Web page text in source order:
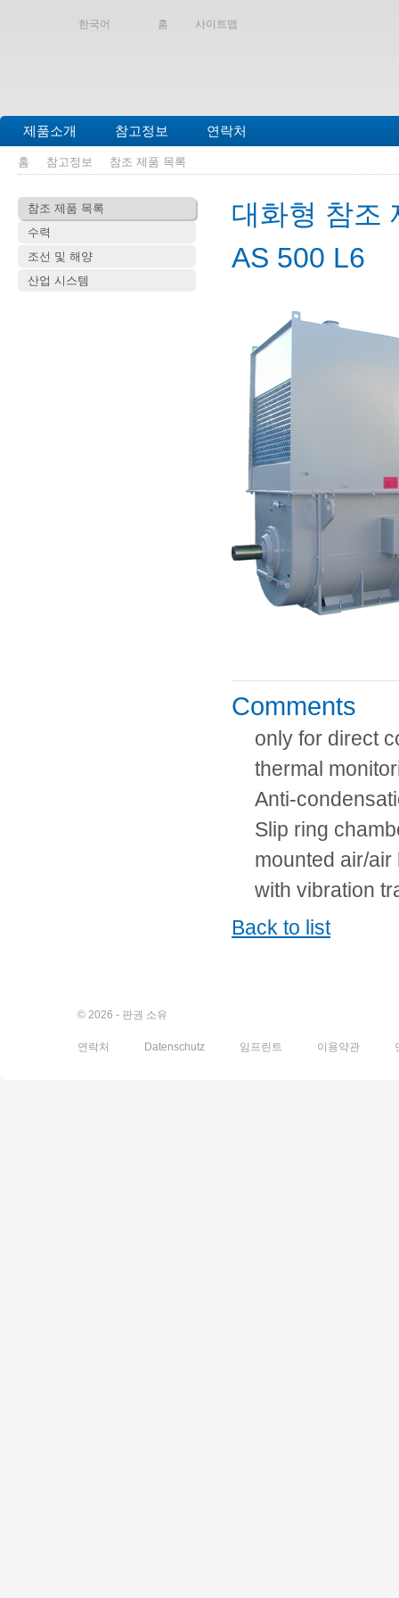
한국어 홈 사이트맵
제품소개 참고정보 연락처
홈 참고정보 참조 제품 목록
참조 제품 목록
수력
조선 및 해양
산업 시스템
대화형 참조
AS 500 L6
Comments
only for direct
thermal
Anti-
Slip ring
mounted air/
with vibration
Back to list
© 2026 - 판권 소유
연락처 Datenschutz 임프린트 이용약관